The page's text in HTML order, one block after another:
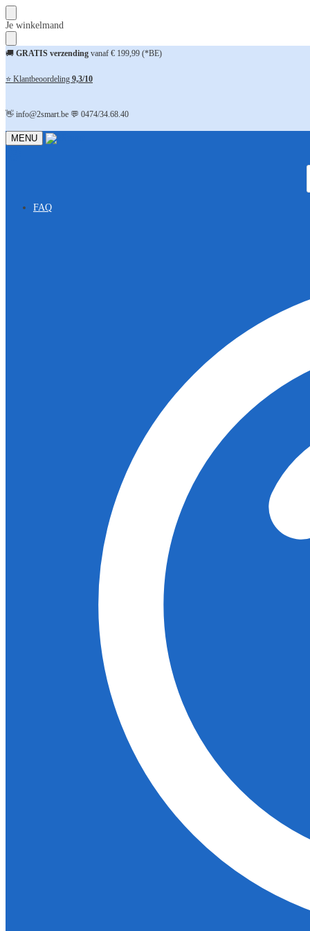
Skip
to
navigation
Skip
to
content
Je winkelmand
🚚 GRATIS verzending vanaf € 199,99 (*BE)
⭐ Klantbeoordeling 9,3/10
👋 info@2smart.be 💬 0474/34.68.40
MENU
FAQ